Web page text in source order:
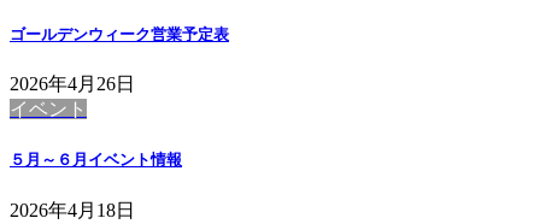
ゴールデンウィーク営業予定表
2026年4月26日
イベント
５月～６月イベント情報
2026年4月18日